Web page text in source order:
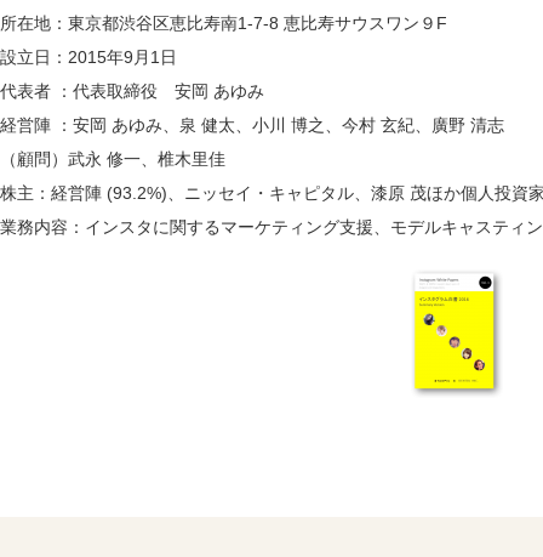
所在地：東京都渋谷区恵比寿南1-7-8 恵比寿サウスワン９F
設立日：2015年9月1日
代表者 ：代表取締役 安岡 あゆみ
経営陣 ：安岡 あゆみ、泉 健太、小川 博之、今村 玄紀、廣野 清志
（顧問）武永 修一、椎木里佳
株主：経営陣 (93.2%)、ニッセイ・キャピタル、漆原 茂ほか個人投資
業務内容：インスタに関するマーケティング支援、モデルキャスティ